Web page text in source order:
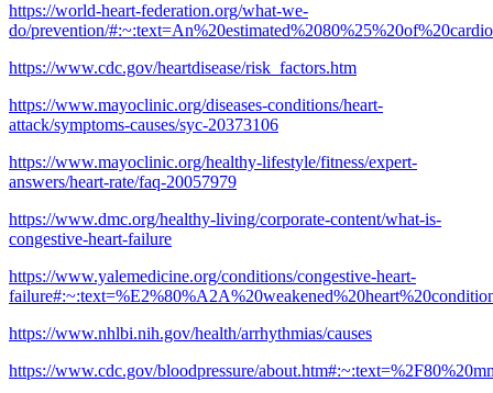
https://world-heart-federation.org/what-we-
do/prevention/
https://www.cdc.gov/heartdisease/risk_factors.htm
https://www.mayoclinic.org/diseases-conditions/heart-
attack/symptoms-causes/syc-20373106
https://www.mayoclinic.org/healthy-lifestyle/fitness/expert-
answers/heart-rate/faq-20057979
https://www.dmc.org/healthy-living/corporate-content/what-is-
congestive-heart-failure
https://www.yalemedicine.org/conditions/congestive-heart-
https://www.nhlbi.nih.gov/health/arrhythmias/causes
https://www.cdc.gov/bloodpressure/